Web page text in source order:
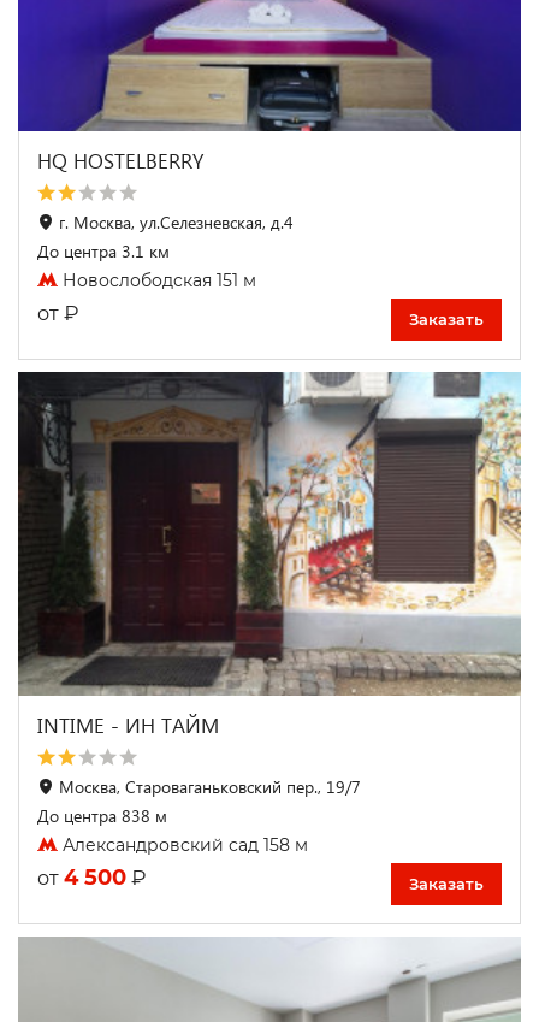
HQ HOSTELBERRY
г. Москва, ул.Селезневская, д.4
До центра 3.1 км
Новослободская 151 м
от ₽ Заказать
INTIME - ИН ТАЙМ
Москва, Староваганьковский пер., 19/7
До центра 838 м
Александровский сад 158 м
от 4 500 ₽ Заказать